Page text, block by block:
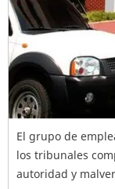
El grupo de
los tribunales
autoridad y